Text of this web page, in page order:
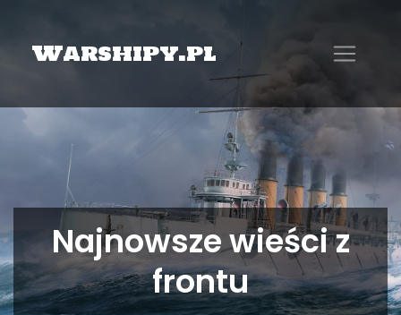
Warshipy.pl
Najnowsze wieści z
frontu